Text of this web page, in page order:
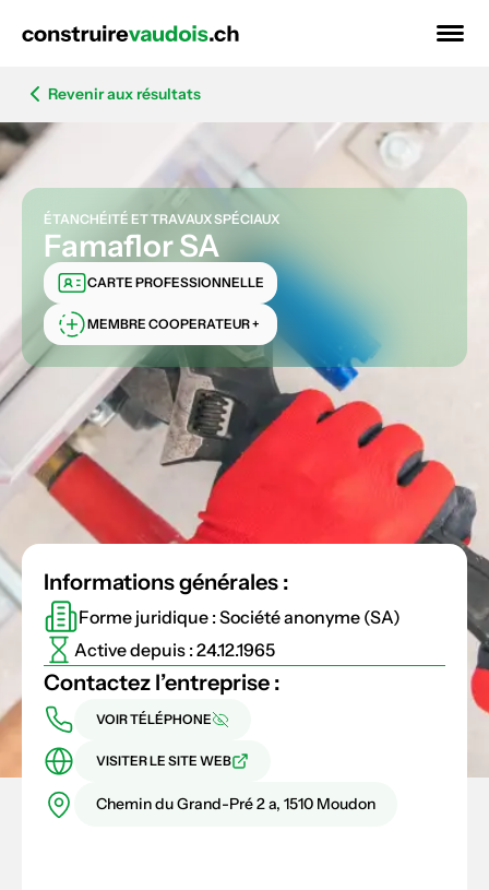
Revenir aux résultats
ÉTANCHÉITÉ ET TRAVAUX SPÉCIAUX
Famaflor SA
CARTE PROFESSIONNELLE
MEMBRE COOPERATEUR +
Informations générales :
Forme juridique : Société anonyme (SA)
Active depuis : 24.12.1965
Contactez l’entreprise :
VOIR TÉLÉPHONE
VISITER LE SITE WEB
Chemin du Grand-Pré 2 a, 1510 Moudon